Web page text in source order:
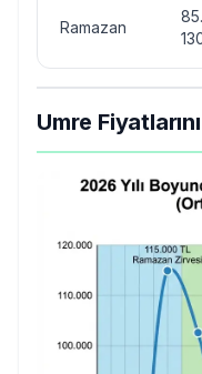
Ramazan
Umre